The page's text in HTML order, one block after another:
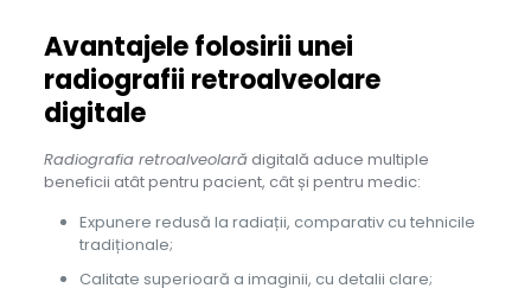
Avantajele folosirii unei
radiografii retroalveolare
digitale
Radiografia retroalveolarădigitală aduce multiple
beneficii atât pentru pacient, cât și pentru medic:
Expunere redusă la radiații, comparativ cu tehnicile
tradiționale;
Calitate superioară a imaginii, cu detalii clare;